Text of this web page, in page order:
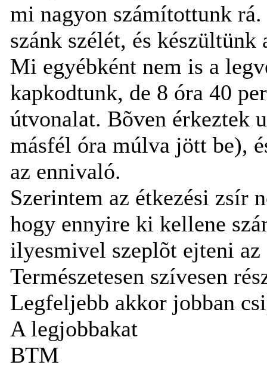
mi nagyon számítottunk
szánk szélét, és készültünk
Mi egyébként nem is a
kapkodtunk, de 8 óra 40
útvonalat. Bõven érkeztek
másfél óra múlva jött be),
az ennivaló.
Szerintem az étkezési zsír
hogy ennyire ki kellene
ilyesmivel szeplõt ejteni az
Természetesen szívesen
Legfeljebb akkor jobban
A legjobbakat
BTM